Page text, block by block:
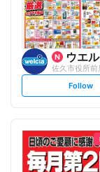
ウエ
佐久市役所前
s
t
l
o
w
Follow